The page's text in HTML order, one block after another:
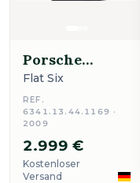
Porsche
Design
Flat Six
REF.
6341.13.44.1169 ·
2009
2.999 €
Kostenloser
Versand